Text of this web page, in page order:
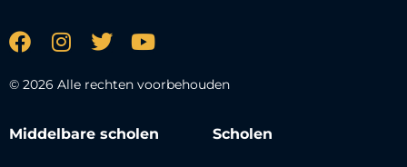
© 2026 Alle rechten voorbehouden
Middelbare scholen Scholen